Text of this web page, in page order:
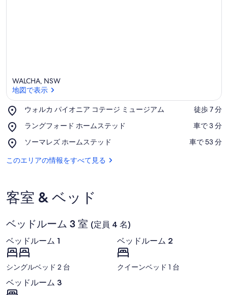
WALCHA, NSW
地図で表示
ウォルカ パイオニア コテージ ミュージアム
Place,
ォ
カ
イ
ア
コ
ー
ジ
ミ
ュ
ー
ジ
ム
‪徒歩 7 分‬
ラングフォード ホームステッド
Place,
ン
フ
ド
ホ
ス
ッ
ド
‪車で 3 分‬
ソーマレズ ホームステッド
Place,
ー
ホ
ー
ス
ッ
ド
‪車で 53 分‬
このエリアの情報をすべて見る
客室 & ベッド
ベッドルーム 3 室 (定員 4 名)
ベッドルーム 1
シングルベッド 2 台
ベッドルーム 2
クイーンベッド 1 台
ベッドルーム 3